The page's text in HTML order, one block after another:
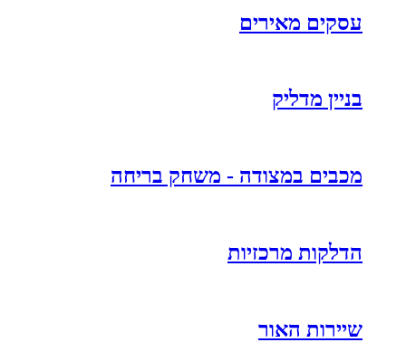
עסקים מאירים
בניין מדליק
מכבים במצודה - משחק בריחה
הדלקות מרכזיות
שיירות האור